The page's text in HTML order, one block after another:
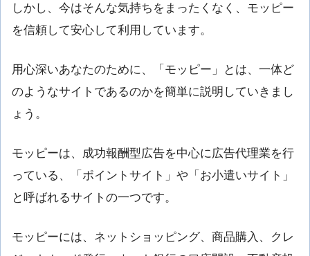
しかし、今はそんな気持ちをまったくなく、モッピー
を信頼して安心して利用しています。
用心深いあなたのために、「モッピー」とは、一体ど
のようなサイトであるのかを簡単に説明していきまし
ょう。
モッピーは、成功報酬型広告を中心に広告代理業を行
っている、「ポイントサイト」や「お小遣いサイト」
と呼ばれるサイトの一つです。
モッピーには、ネットショッピング、商品購入、クレ